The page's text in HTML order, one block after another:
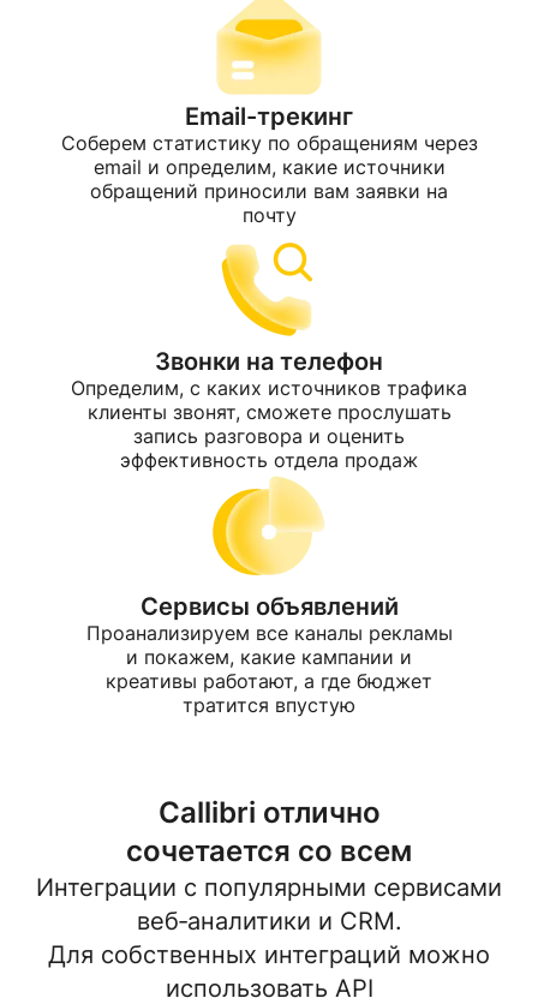
Email-трекинг
Соберем статистику по обращениям через
email и определим, какие источники
обращений приносили вам заявки на
почту
Звонки на телефон
Определим, с каких источников трафика
клиенты звонят, сможете прослушать
запись разговора и оценить
эффективность отдела продаж
Сервисы объявлений
Проанализируем все каналы рекламы
и покажем, какие кампании и
креативы работают, а где бюджет
тратится впустую
Callibri отлично
сочетается со всем
Интеграции с популярными сервисами
веб‑аналитики и CRM.
Для собственных интеграций можно
использовать API